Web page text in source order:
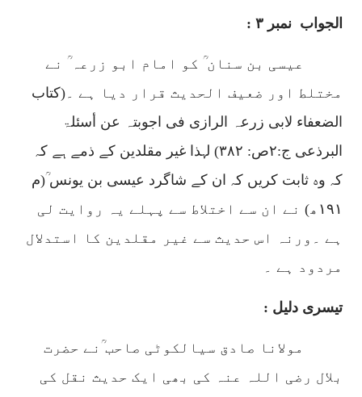
الجواب نمبر ۳ :
عیسی بن سنان ؒ کو امام ابو زرعہ ؒ نے
مختلط اور ضعیف الحدیث قرار دیا ہے ۔(کتاب
الضعفاء لابی زرعہ الرازی فی اجوبتہ عن أسئلۃ
البرذعی ج:۲ص: ۳۸۲)
لہذا غیر مقلدین کے ذمے ہے کہ
کہ وہ ثابت کریں کہ ان کے شاگرد عیسی بن یونس ؒ(م
۱۹۱ ھ) نے ان سے اختلاط سے پہلے یہ روایت لی
ہے ۔ورنہ اس حدیث سے غیر مقلدین کا استدلال
مردود ہے ۔
تیسری دلیل :
مولانا صادق سیالکوٹی صاحب ؒنے حضرت
بلال رضی اللہ عنہ کی بھی ایک حدیث نقل کی